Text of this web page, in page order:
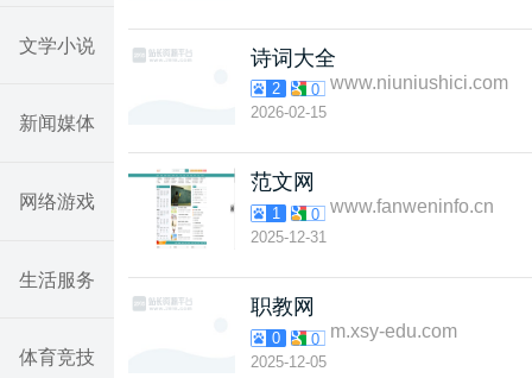
文学小说
新闻媒体
网络游戏
生活服务
体育竞技
诗词大全
2 0 www.niuniushici.com
2026-02-15
范文网
1 0 www.fanweninfo.cn
2025-12-31
职教网
0 0 m.xsy-edu.com
2025-12-05